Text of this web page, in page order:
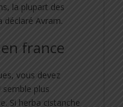
la plupart des
déclaré Avram.
france
vous devez
plus
Si herba cistanche